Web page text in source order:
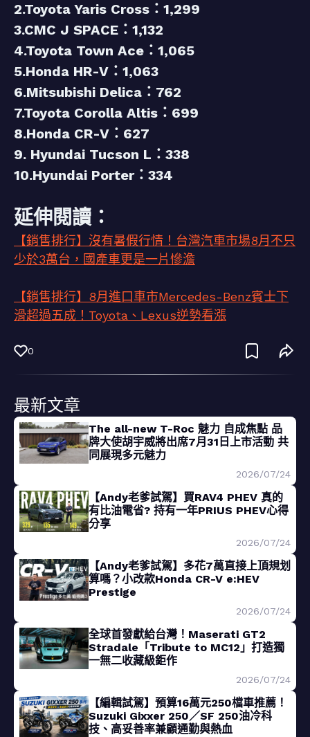
2.Toyota Yaris Cross：1,299
3.CMC J SPACE：1,132
4.Toyota Town Ace：1,065
5.Honda HR-V：1,063
6.Mitsubishi Delica：762
7.Toyota Corolla Altis：699
8.Honda CR-V：627
9. Hyundai Tucson L：338
10.Hyundai Porter：334
延伸閱讀：
【銷售排行】沒有暑假行情！台灣汽車市場8月不只
少於3萬台，國產車更是一片慘澹
【銷售排行】8月進口車市Mercedes-Benz賓士下
滑超過五成！Toyota、Lexus逆勢看漲
0
最新文章
The all-new T-Roc 魅力 自成焦點 品
牌大使胡宇威將出席7月31日上市活動 共
同展現多元魅力
2026/07/24
【Andy老爹試駕】買RAV4 PHEV 真的
有比油電省? 持有一年PRIUS PHEV心得
分享
2026/07/24
【Andy老爹試駕】多花7萬直接上頂規划
算嗎？小改款Honda CR-V e:HEV
Prestige
2026/07/24
全球首發獻給台灣！Maserati GT2
Stradale「Tribute to MC12」打造獨
一無二收藏級鉅作
2026/07/24
【編輯試駕】預算16萬元250檔車推薦！
Suzuki Gixxer 250／SF 250油冷科
技、高妥善率兼顧通勤與熱血